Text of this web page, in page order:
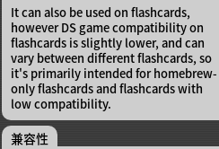
It can also be used on flashcards,
however DS game compatibility on
flashcards is slightly lower, and can
vary between different flashcards, so
it's primarily intended for homebrew-
only flashcards and flashcards with
low compatibility.
兼容性